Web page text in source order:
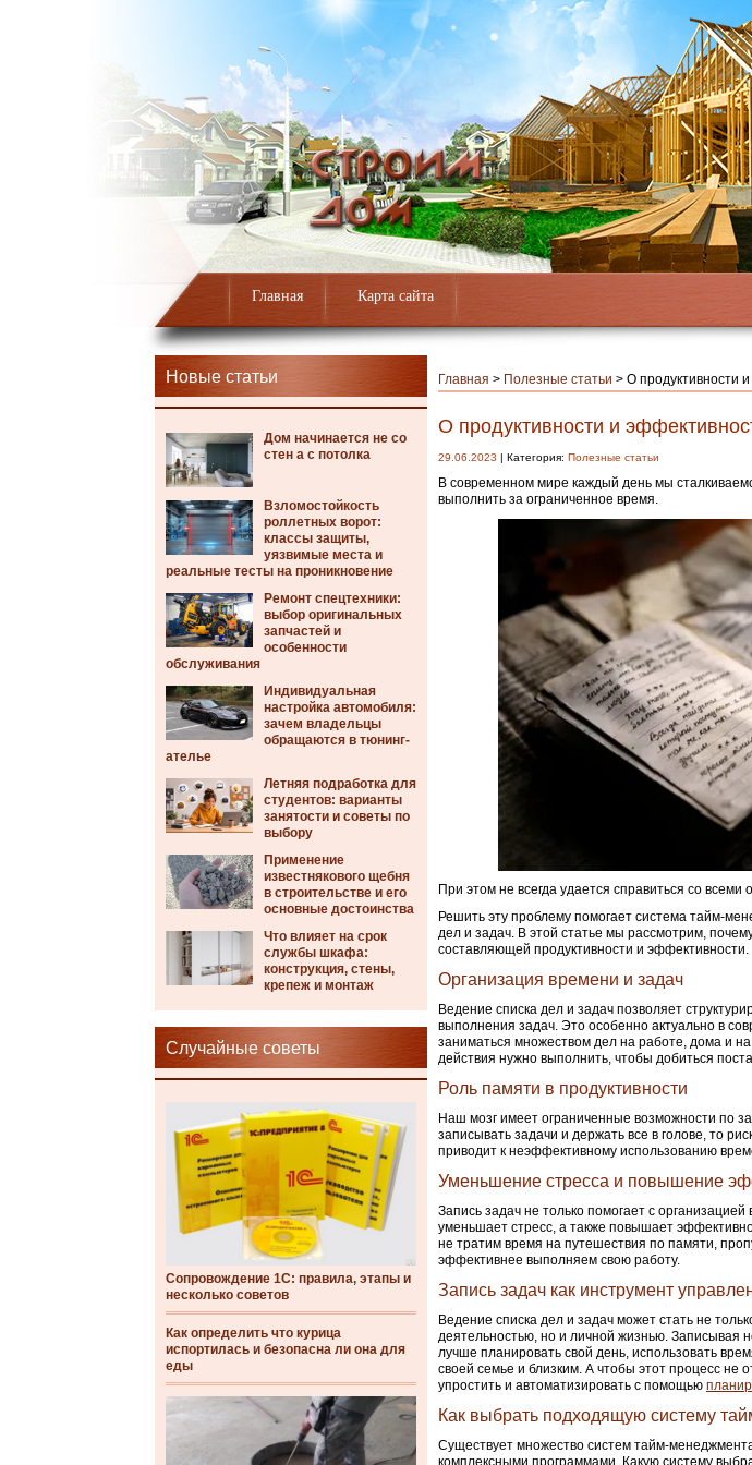
Главная Карта сайта
Новые статьи
Дом начинается не со
стен а с потолка
Взломостойкость
роллетных ворот:
классы защиты,
уязвимые места и
реальные тесты на проникновение
Ремонт спецтехники:
выбор оригинальных
запчастей и
особенности
обслуживания
Индивидуальная
настройка автомобиля:
зачем владельцы
обращаются в тюнинг-
ателье
Летняя подработка для
студентов: варианты
занятости и советы по
выбору
Применение
известнякового щебня
в строительстве и его
основные достоинства
Что влияет на срок
службы шкафа:
конструкция, стены,
крепеж и монтаж
Случайные советы
Сопровождение 1С: правила, этапы и
несколько советов
Как определить что курица
испортилась и безопасна ли она для
еды
Главная > Полезные статьи > О продуктивности
О продуктивности и
29.06.2023 | Категория: Полезные статьи
В современном мире каждый день мы
выполнить за ограниченное время.
При этом не всегда удается справиться со
Решить эту проблему помогает система тайм-
дел и задач. В этой статье мы рассмотрим,
составляющей продуктивности и эффективности.
Организация времени и задач
Ведение списка дел и задач позволяет
выполнения задач. Это особенно актуально в
заниматься множеством дел на работе, дома и
действия нужно выполнить, чтобы добиться
Роль памяти в продуктивности
Наш мозг имеет ограниченные возможности по
записывать задачи и держать все в голове, то
приводит к неэффективному использованию
Уменьшение стресса и повышение
Запись задач не только помогает с
уменьшает стресс, а также повышает
не тратим время на путешествия по памяти,
эффективнее выполняем свою работу.
Запись задач как инструмент
Ведение списка дел и задач может стать не
деятельностью, но и личной жизнью. Записывая
лучше планировать свой день, использовать
своей семье и близким. А чтобы этот процесс
упростить и автоматизировать с помощью
Как выбрать подходящую систему
Существует множество систем тайм-
комплексными программами. Какую систему